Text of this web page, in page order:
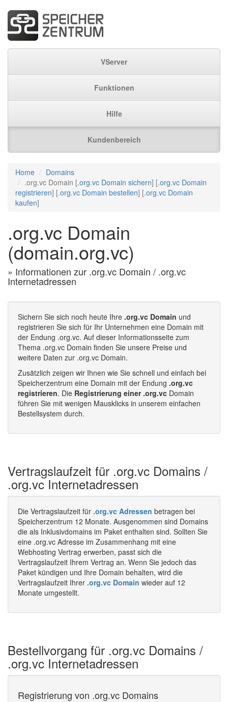
VServer
Funktionen
Hilfe
Kundenbereich
Home
Domains
.org.vc Domain [.org.vc Domain sichern] [.org.vc Domain
registrieren] [.org.vc Domain bestellen] [.org.vc Domain
kaufen]
.org.vc Domain
(domain.org.vc)
» Informationen zur .org.vc Domain / .org.vc
Internetadressen
Sichern Sie sich noch heute Ihre .org.vc Domain und
registrieren Sie sich für Ihr Unternehmen eine Domain mit
der Endung .org.vc. Auf dieser Informationsseite zum
Thema .org.vc Domain finden Sie unsere Preise und
weitere Daten zur .org.vc Domain.
Zusätzlich zeigen wir Ihnen wie Sie schnell und einfach bei
Speicherzentrum eine Domain mit der Endung .org.vc
registrieren. Die Registrierung einer .org.vc Domain
führen Sie mit wenigen Mausklicks in unserem einfachen
Bestellsystem durch.
Vertragslaufzeit für .org.vc Domains /
.org.vc Internetadressen
Die Vertragslaufzeit für .org.vc Adressen betragen bei
Speicherzentrum 12 Monate. Ausgenommen sind Domains
die als Inklusivdomains im Paket enthalten sind. Sollten Sie
eine .org.vc Adresse im Zusammenhang mit eine
Webhosting Vertrag erwerben, passt sich die
Vertragslaufzeit Ihrem Vertrag an. Wenn Sie jedoch das
Paket kündigen und Ihre Domain behalten, wird die
Vertragslaufzeit Ihrer .org.vc Domain wieder auf 12
Monate umgestellt.
Bestellvorgang für .org.vc Domains /
.org.vc Internetadressen
Registrierung von .org.vc Domains